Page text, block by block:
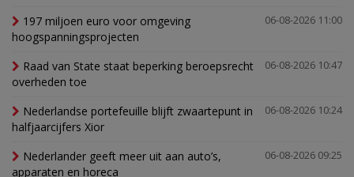
06-08-2026 11:00
197 miljoen euro voor omgeving
hoogspanningsprojecten
06-08-2026 10:47
Raad van State staat beperking beroepsrecht
overheden toe
06-08-2026 10:24
Nederlandse portefeuille blijft zwaartepunt in
halfjaarcijfers Xior
06-08-2026 09:25
Nederlander geeft meer uit aan auto’s,
apparaten en horeca